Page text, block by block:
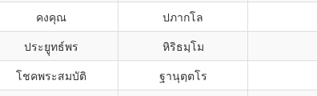
คงคุณ ปภากโล
ประยูุทธ์พร หิริธมฺโม
โชคพระสมบัติ ฐานุตฺตโร